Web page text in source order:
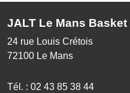
JALT Le Mans Basket
24 rue Louis Crétois
72100 Le Mans
Tél. : 02 43 85 38 44